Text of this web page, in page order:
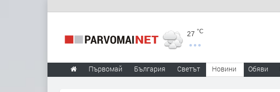
27 °C
Първомай България Светът Новини Обяви